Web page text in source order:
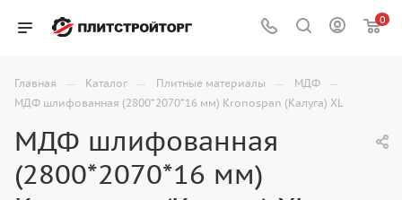
0
Главная — Каталог — Плитные материалы — МДФ —
МДФ шлифованная (2800*2070*16 мм) Kronospan (Калуга) XL
МДФ шлифованная
(2800*2070*16 мм)